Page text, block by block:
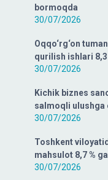
bormoqda
30/07/2026
Oqqo‘rg‘on
qurilish ishlari 8,3
30/07/2026
Kichik biznes
salmoqli ulushga
30/07/2026
Toshkent
mahsulot 8,7 % ga
30/07/2026